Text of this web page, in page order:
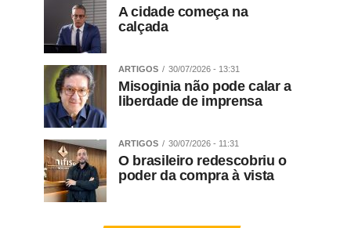
A cidade começa na
calçada
ARTIGOS 30/07/2026 - 13:31
Misoginia não pode calar a
liberdade de imprensa
ARTIGOS 30/07/2026 - 11:31
O brasileiro redescobriu o
poder da compra à vista